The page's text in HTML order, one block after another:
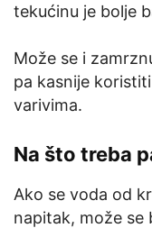
tekućinu je bolje
Može se i
pa kasnije
varivima.
Na što treba
Ako se voda od
napitak, može se